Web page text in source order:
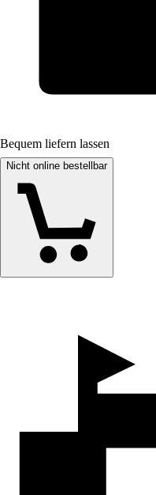
Bequem liefern lassen
Nicht online bestellbar